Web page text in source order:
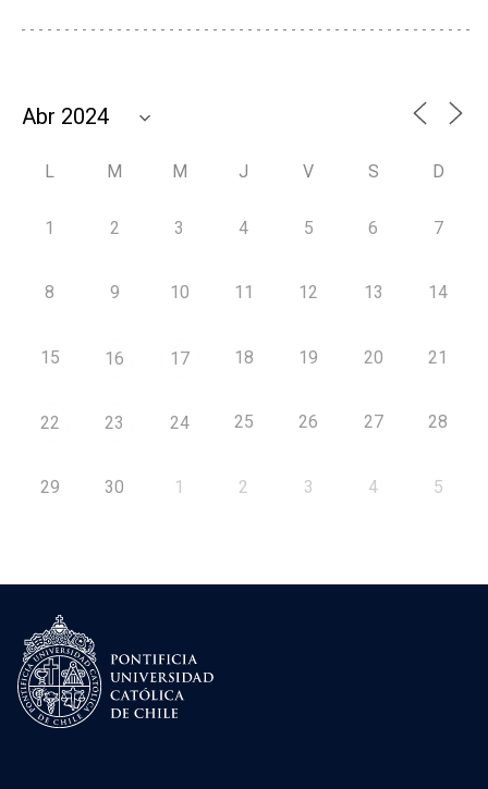
L M M J V S D
1 2 3 4 5 6 7
8 9 10 11 12 13 14
15 16 17 18 19 20 21
22 23 24 25 26 27 28
29 30 1 2 3 4 5